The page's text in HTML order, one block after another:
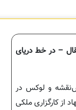
– در خط دریای
و لوکس در
از کارگزاری ملکی